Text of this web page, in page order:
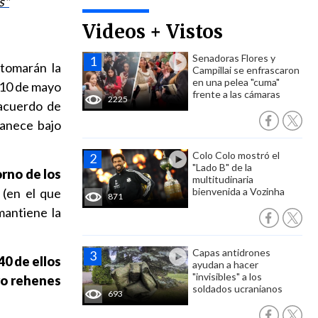
Videos + Vistos
2225
Senadoras Flores y
Campillai se enfrascaron
en una pelea "cuma"
frente a las cámaras
871
Colo Colo mostró el
"Lado B" de la
multitudinaria
bienvenida a Vozinha
693
Capas antidrones
ayudan a hacer
"invisibles" a los
soldados ucranianos
la
de mayo
de
bajo
de los
el que
la
de ellos
rehenes